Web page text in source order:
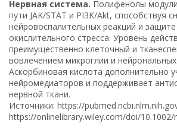
Нервная система. Полифенолы
пути JAK/STAT и PI3K/Akt, способствуя
нейровоспалительных реакций и
окислительного стресса. Уровень
преимущественно клеточный и
вовлечением микроглии и
Аскорбиновая кислота дополнительно
нейромедиаторов и поддерживает
нервной ткани.
Источники: https://
https://onlinelibrary.wiley.com/doi/10.1002/